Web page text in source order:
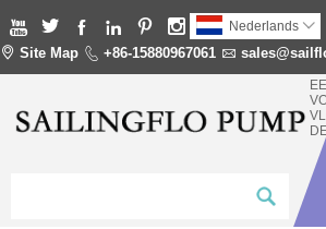
      Nederlands 
 Site Map  +86-15880967061 